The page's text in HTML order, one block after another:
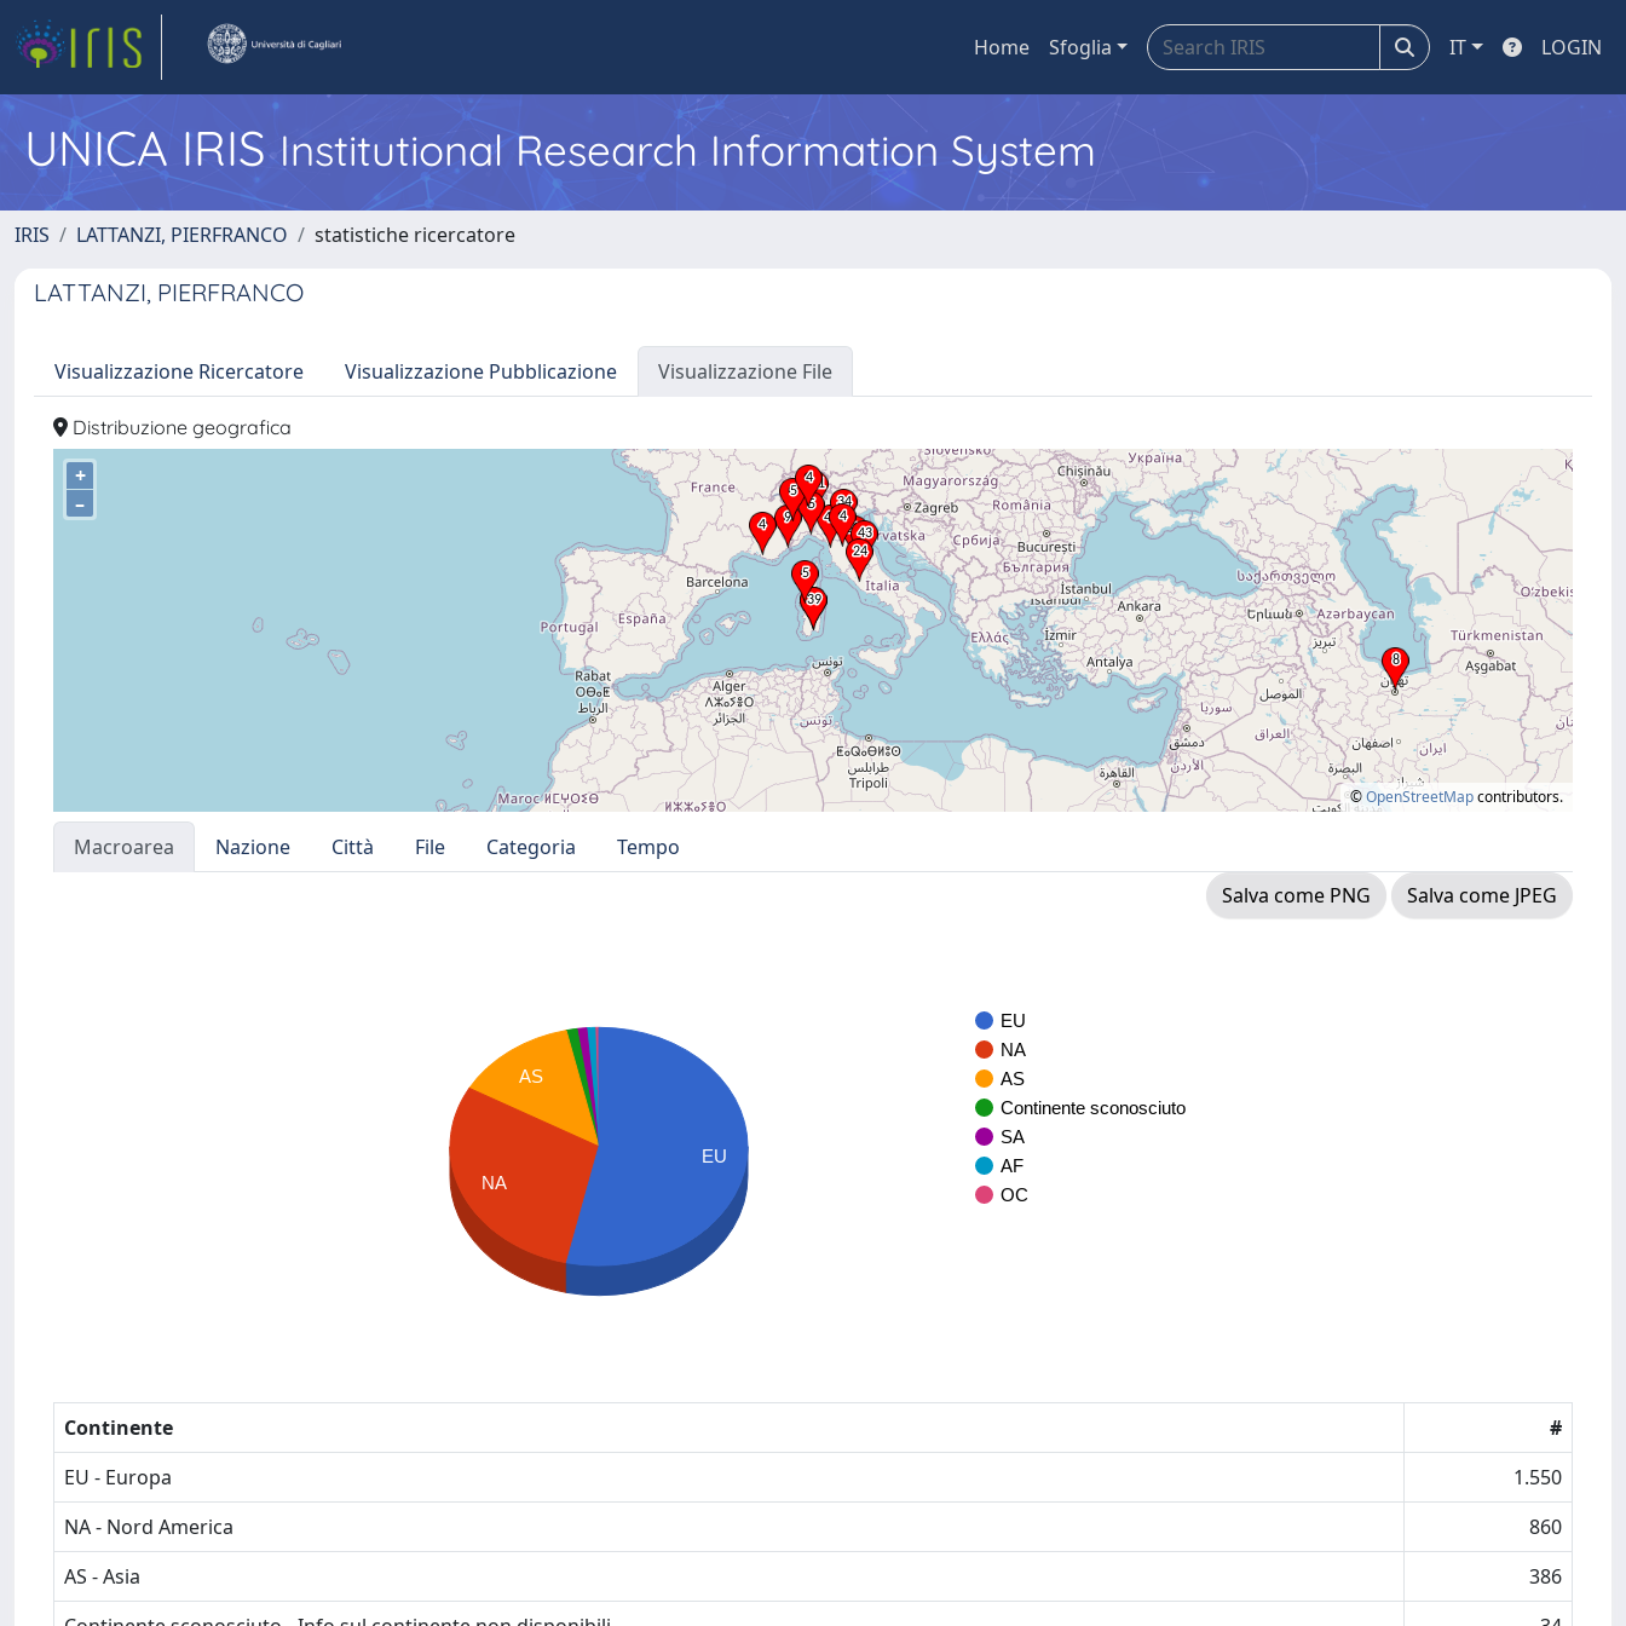
Home Sfoglia IT LOGIN
UNICA IRISInstitutional Research Information System
IRIS LATTANZI, PIERFRANCO statistiche ricercatore
LATTANZI, PIERFRANCO
Visualizzazione Ricercatore Visualizzazione Pubblicazione Visualizzazione File
Distribuzione geografica
+
–
©OpenStreetMapcontributors.
Macroarea Nazione Città File Categoria
Tempo
Salva come PNG
Salva come JPEG
EU
NA
AS
Continente sconosciuto
SA
AF
OC
AS
NA
EU
Continente
#
EU - Europa
1.550
NA - Nord America
860
AS - Asia
386